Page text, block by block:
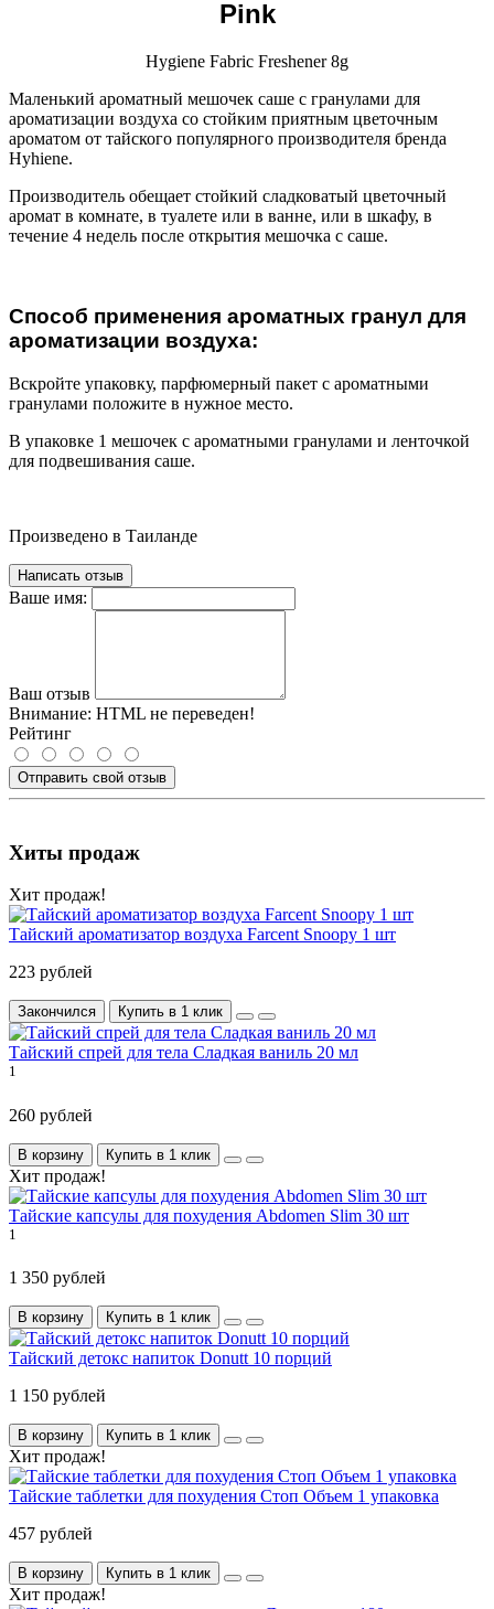
Pink
Hygiene Fabric Freshener 8g
Маленький ароматный мешочек саше с гранулами для
ароматизации воздуха со стойким приятным цветочным
ароматом от тайского популярного производителя бренда
Hyhiene.
Производитель обещает стойкий сладковатый цветочный
аромат в комнате, в туалете или в ванне, или в шкафу, в
течение 4 недель после открытия мешочка с саше.
Способ применения ароматных гранул для
ароматизации воздуха:
Вскройте упаковку, парфюмерный пакет с ароматными
гранулами положите в нужное место.
В упаковке 1 мешочек с ароматными гранулами и ленточкой
для подвешивания саше.
Произведено в Таиланде
Написать отзыв
Ваше имя:
Ваш отзыв
Внимание: HTML не переведен!
Рейтинг
Отправить свой отзыв
Хиты продаж
Хит продаж!
Тайский ароматизатор воздуха Farcent Snoopy 1 шт
223 рублей
Закончился Купить в 1 клик
Тайский спрей для тела Сладкая ваниль 20 мл
1
260 рублей
В корзину Купить в 1 клик
Хит продаж!
Тайские капсулы для похудения Abdomen Slim 30 шт
1
1 350 рублей
В корзину Купить в 1 клик
Тайский детокс напиток Donutt 10 порций
1 150 рублей
В корзину Купить в 1 клик
Хит продаж!
Тайские таблетки для похудения Стоп Объем 1 упаковка
457 рублей
В корзину Купить в 1 клик
Хит продаж!